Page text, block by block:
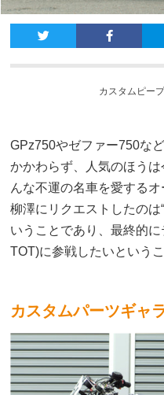
カスタムピー
GPz750やゼファー750な
かかわらず、人気のほう
んな不運の名車を愛する
柳澤にリクエストしたのは
いうことであり、最終的
TOT)に参戦したいというこ
カスタムパーツギャ